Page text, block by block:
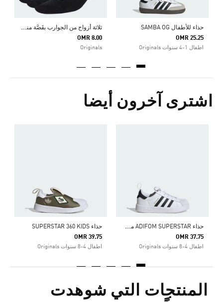
حذاء للأطفال SAMBA OG
OMR 25.25
اطفال 1-4 سنوات Originals
ث
لاثة أزواج من الجوارب بقَصَّة منخفضة
OMR 8.00
Originals
اشترى آخرون أيضا
ح
ذاء ADIFOM SUPERSTAR من أديداس أوريجينالز 360
OMR 37.75
اطفال 4-8 سنوات Originals
حذاء SUPERSTAR 360 KIDS
OMR 39.75
اطفال 4-8 سنوات Originals
المنتجات التي شوهدت